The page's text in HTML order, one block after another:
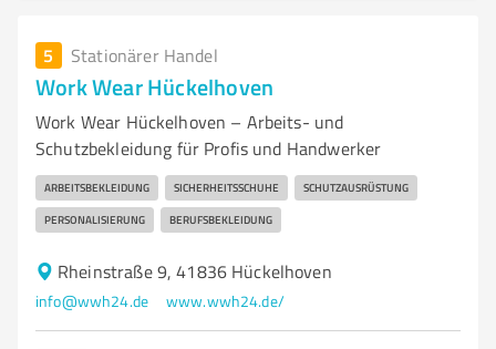
5 Stationärer Handel
Work Wear Hückelhoven
Work Wear Hückelhoven – Arbeits- und
Schutzbekleidung für Profis und Handwerker
ARBEITSBEKLEIDUNG SICHERHEITSSCHUHE SCHUTZAUSRÜSTUNG
PERSONALISIERUNG BERUFSBEKLEIDUNG
Rheinstraße 9, 41836 Hückelhoven
info@wwh24.de www.wwh24.de/